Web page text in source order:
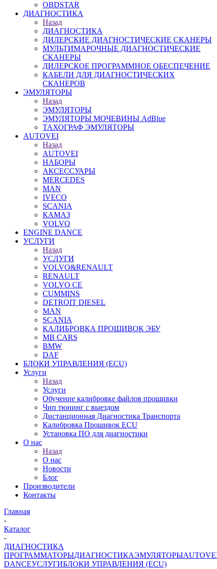
OBDSTAR
ДИАГНОСТИКА
Назад
ДИАГНОСТИКА
ДИЛЕРСКИЕ ДИАГНОСТИЧЕСКИЕ СКАНЕРЫ
МУЛЬТИМАРОЧНЫЕ ДИАГНОСТИЧЕСКИЕ
СКАНЕРЫ
ДИЛЕРСКОЕ ПРОГРАММНОЕ ОБЕСПЕЧЕНИЕ
КАБЕЛИ ДЛЯ ДИАГНОСТИЧЕСКИХ
СКАНЕРОВ
ЭМУЛЯТОРЫ
Назад
ЭМУЛЯТОРЫ
ЭМУЛЯТОРЫ МОЧЕВИНЫ АdBlue
ТАХОГРАФ ЭМУЛЯТОРЫ
AUTOVEI
Назад
AUTOVEI
НАБОРЫ
АКСЕССУАРЫ
MERCEDES
MAN
IVECO
SCANIA
КАМАЗ
VOLVO
ENGINE DANCE
УСЛУГИ
Назад
УСЛУГИ
VOLVO&RENAULT
RENAULT
VOLVO CE
CUMMINS
DETROIT DIESEL
MAN
SCANIA
КАЛИБРОВКА ПРОШИВОК ЭБУ
MB CARS
BMW
DAF
БЛОКИ УПРАВЛЕНИЯ (ECU)
Услуги
Назад
Услуги
Обучение калибровке файлов прошивки
Чип тюнинг с выездом
Дистанционная Диагностика Транспорта
Калибровка Прошивок ECU
Установка ПО для диагностики
О нас
Назад
О нас
Новости
Блог
Производители
Контакты
Главная
-
Каталог
-
ДИАГНОСТИКА
ПРОГРАММАТОРЫДИАГНОСТИКАЭМУЛЯТОРЫ
DANCEУСЛУГИБЛОКИ УПРАВЛЕНИЯ (ECU)